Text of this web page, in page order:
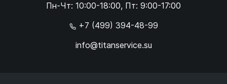
Пн-Чт: 10:00-18:00, Пт: 9:00-17:00
+7 (499) 394-48-99
info@titanservice.su